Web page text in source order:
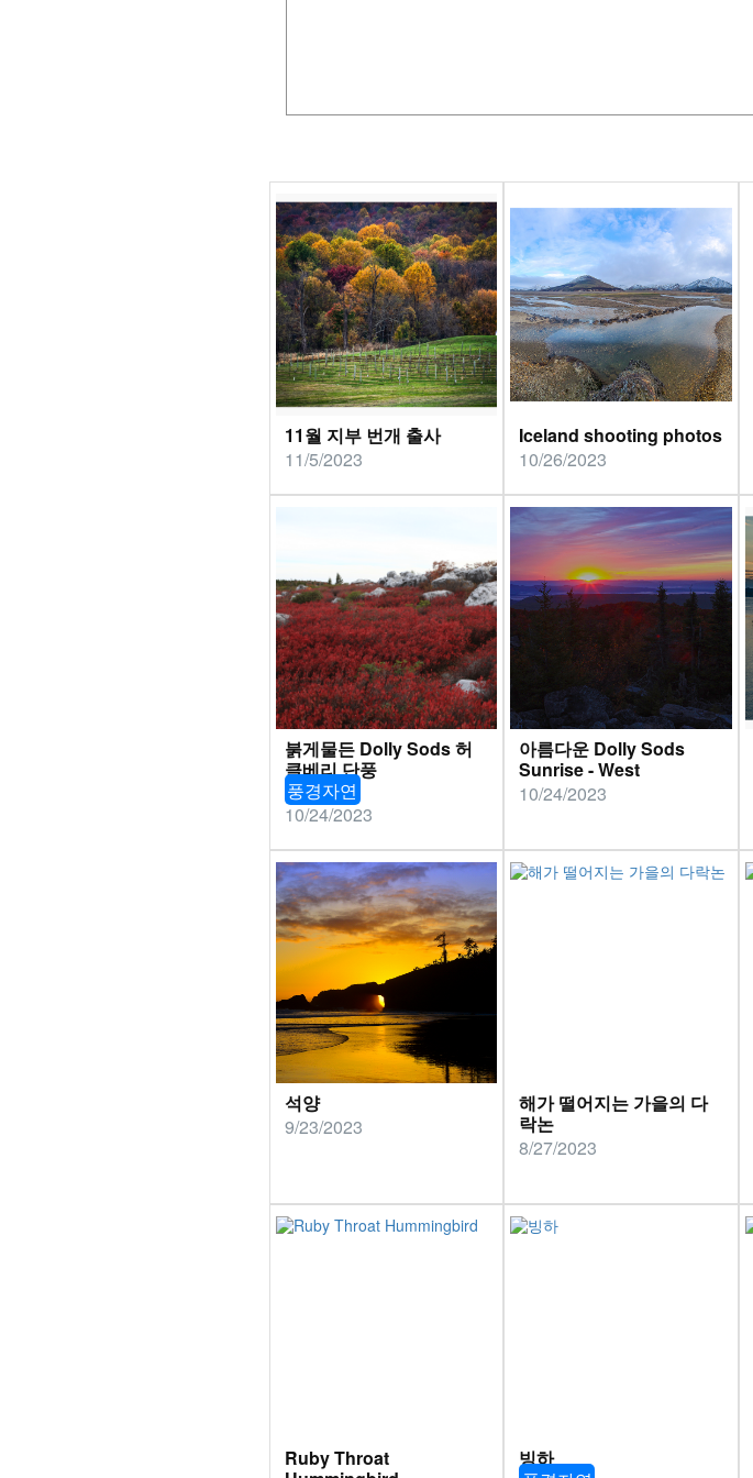
11월 지부 번개 출사
11/5/2023
Iceland shooting photos
10/26/2023
붉게물든 Dolly Sods 허
클베리 단풍
풍경자연
10/24/2023
아름다운 Dolly Sods
Sunrise - West
10/24/2023
석양
9/23/2023
해가 떨어지는 가을의 다
락논
8/27/2023
Ruby Throat
빙하